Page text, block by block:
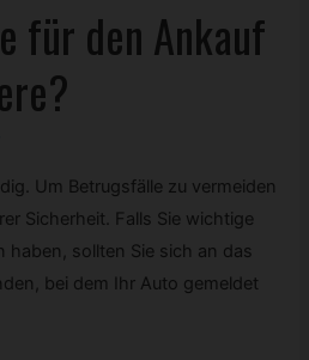
für den Ankauf
Um Betrugsfälle zu vermeiden
Sicherheit. Falls Sie wichtige
haben, sollten Sie sich an das
bei dem Ihr Auto gemeldet